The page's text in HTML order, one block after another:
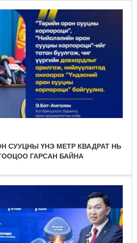
СУУЦНЫ ҮНЭ МЕТР КВАДРАТ НЬ
ГАРСАН БАЙНА